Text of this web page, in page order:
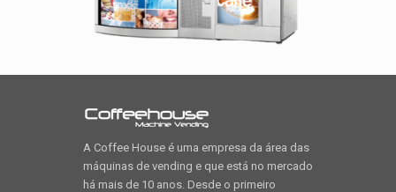
A Coffee House é uma empresa da área das
máquinas de vending e que está no mercado
há mais de 10 anos. Desde o primeiro